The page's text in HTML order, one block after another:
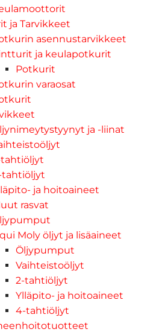
ja Tarvikkeet
asennustarvikkeet
ja keulapotkurit
Potkurit
varaosat
ja -liinat
ja hoitoaineet
rasvat
Moly öljyt ja lisäaineet
Öljypumput
Vaihteistoöljyt
2-tahtiöljyt
Ylläpito- ja hoitoaineet
4-tahtiöljyt